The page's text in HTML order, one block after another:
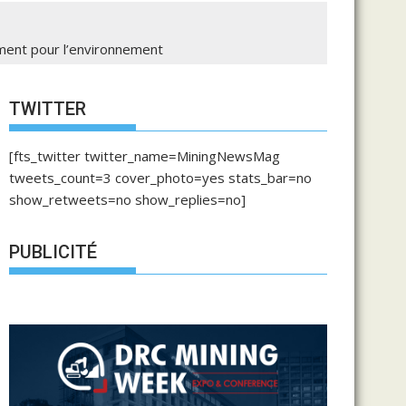
pour l’environnement
TWITTER
[fts_twitter twitter_name=MiningNewsMag
tweets_count=3 cover_photo=yes stats_bar=no
show_retweets=no show_replies=no]
PUBLICITÉ